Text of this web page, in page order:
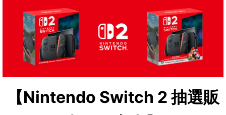
【Nintendo Switch 2 抽選販